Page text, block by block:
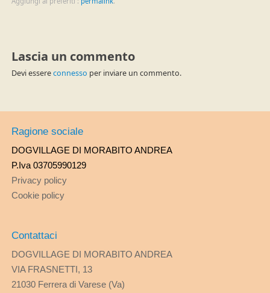
Lascia un commento
Devi essereconnesso per inviare un commento.
Ragione sociale
DOGVILLAGE DI MORABITO ANDREA
P.Iva 03705990129
Privacy policy
Cookie policy
Contattaci
DOGVILLAGE DI MORABITO ANDREA
VIA FRASNETTI, 13
21030 Ferrera di Varese (Va)